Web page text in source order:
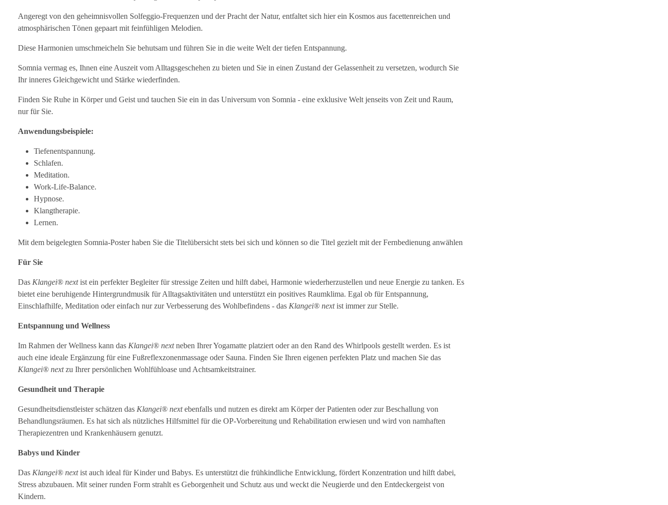
Angeregt von den geheimnisvollen Solfeggio-Frequenzen und der Pracht der Natur, entfaltet sich hier ein Kosmos aus facettenreichen und
atmosphärischen Tönen gepaart mit feinfühligen Melodien.
Diese Harmonien umschmeicheln Sie behutsam und führen Sie in die weite Welt der tiefen Entspannung.
Somnia vermag es, Ihnen eine Auszeit vom Alltagsgeschehen zu bieten und Sie in einen Zustand der Gelassenheit zu versetzen, wodurch Sie
Ihr inneres Gleichgewicht und Stärke wiederfinden.
Finden Sie Ruhe in Körper und Geist und tauchen Sie ein in das Universum von Somnia - eine exklusive Welt jenseits von Zeit und Raum,
nur für Sie.
Anwendungsbeispiele:
Tiefenentspannung.
Schlafen.
Meditation.
Work-Life-Balance.
Hypnose.
Klangtherapie.
Lernen.
Mit dem beigelegten Somnia-Poster haben Sie die Titelübersicht stets bei sich und können so die Titel gezielt mit der Fernbedienung anwählen
Für Sie
Das Klangei® nextist ein perfekter Begleiter für stressige Zeiten und hilft dabei, Harmonie wiederherzustellen und neue Energie zu tanken. Es
bietet eine beruhigende Hintergrundmusik für Alltagsaktivitäten und unterstützt ein positives Raumklima. Egal ob für Entspannung,
Einschlafhilfe, Meditation oder einfach nur zur Verbesserung des Wohlbefindens - das Klangei® nextist immer zur Stelle.
Entspannung und Wellness
Im Rahmen der Wellness kann das Klangei® nextneben Ihrer Yogamatte platziert oder an den Rand des Whirlpools gestellt werden. Es ist
auch eine ideale Ergänzung für eine Fußreflexzonenmassage oder Sauna. Finden Sie Ihren eigenen perfekten Platz und machen Sie das
Klangei® nextzu Ihrer persönlichen Wohlfühloase und Achtsamkeitstrainer.
Gesundheit und Therapie
Gesundheitsdienstleister schätzen das Klangei® nextebenfalls und nutzen es direkt am Körper der Patienten oder zur Beschallung von
Behandlungsräumen. Es hat sich als nützliches Hilfsmittel für die OP-Vorbereitung und Rehabilitation erwiesen und wird von namhaften
Therapiezentren und Krankenhäusern genutzt.
Babys und Kinder
Das Klangei® nextist auch ideal für Kinder und Babys. Es unterstützt die frühkindliche Entwicklung, fördert Konzentration und hilft dabei,
Stress abzubauen. Mit seiner runden Form strahlt es Geborgenheit und Schutz aus und weckt die Neugierde und den Entdeckergeist von
Kindern.